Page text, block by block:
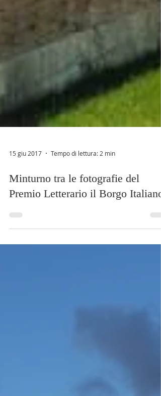
15 giu 2017 Tempo di lettura: 2 min
Premio Letterario il Borgo Italiano